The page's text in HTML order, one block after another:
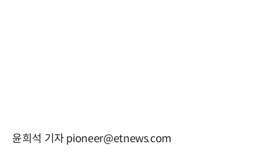
윤희석 기자 pioneer@etnews.com